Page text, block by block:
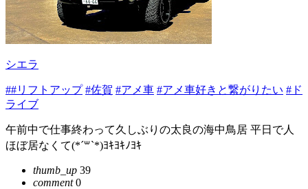
シエラ
##リフトアップ #佐賀 #アメ車 #アメ車好きと繋がりたい #ド
ライブ
午前中で仕事終わって久しぶりの太良の海中鳥居 平日で人
ほぼ居なくて(*´꒳`*)ﾖｷﾖｷﾉﾖｷ
thumb_up 39
comment0